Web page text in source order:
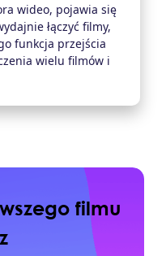
wideo, pojawia się
łączyć filmy,
funkcja przejścia
wielu filmów i
filmu